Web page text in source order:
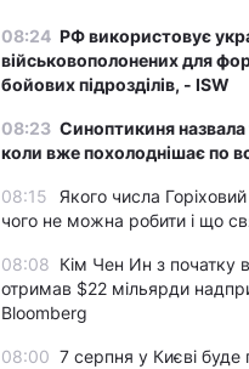
08:24 РФ використовує
військовополонених для
бойових підрозділів, - ISW
08:23 Синоптикиня назвала
коли вже похолоднішає по
08:15
Якого числа
чого не можна робити і що
08:08 Кім Чен Ин з початку
отримав $22 мільярди
Bloomberg
08:00 7 серпня у Києві буде